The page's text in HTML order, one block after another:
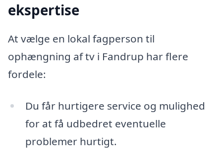
ekspertise
At vælge en lokal fagperson til
ophængning af tv i Fandrup har flere
fordele:
Du får hurtigere service og mulighed
for at få udbedret eventuelle
problemer hurtigt.